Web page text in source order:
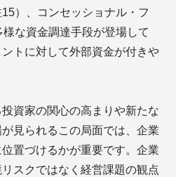
）、コンセッショナル・フ
な資金調達手段が登場して
トに対して外部資金が付きや
資家の関心の高まりや新たな
見られるこの局面では、企業
置づけるかが重要です。企業
スクではなく経営課題の観点